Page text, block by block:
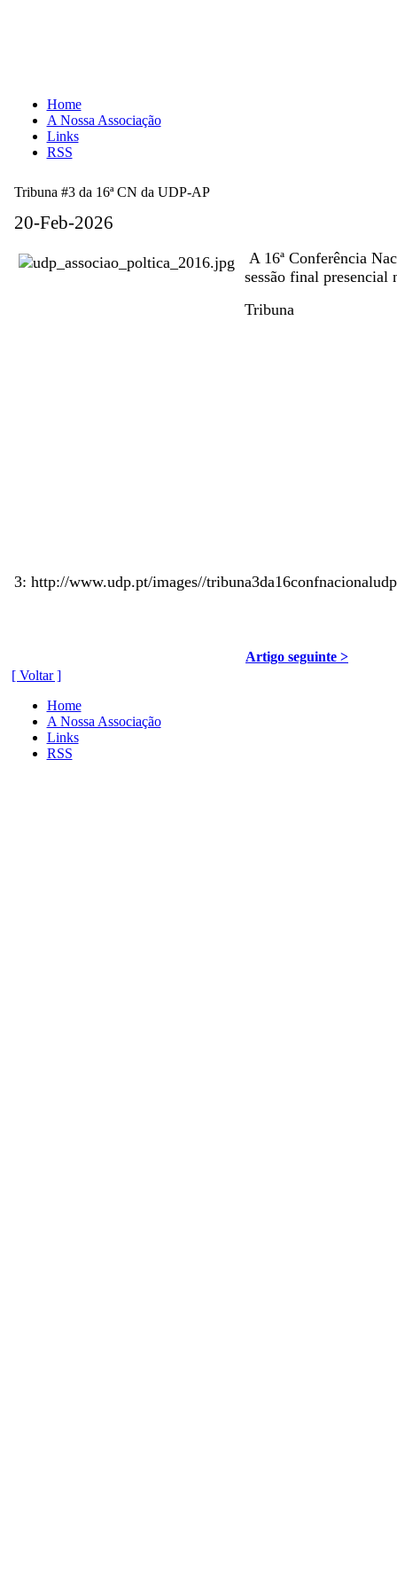
Home
A Nossa Associação
Links
RSS
Tribuna #3 da 16ª CN da UDP-AP
20-Feb-2026
A 16ª Conferência
sessão final presencial
Tribuna
3: http://www.udp.pt/images//
Artigo seguinte >
[ Voltar ]
Home
A Nossa Associação
Links
RSS